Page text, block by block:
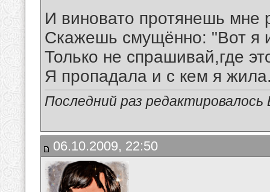
И виновато протянешь мне
Скажешь смущённо: "Вот я
Только не спрашивай,где
Я пропадала и с кем я
Последний раз
06.10.2009, 22:50